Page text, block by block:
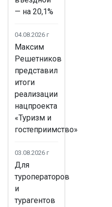
— на 20,1%
04.08.2026 г
Максим
Решетников
представил
итоги
реализации
нацпроекта
«Туризм и
гостеприимство»
03.08.2026 г
Для
туроператоров
и
турагентов